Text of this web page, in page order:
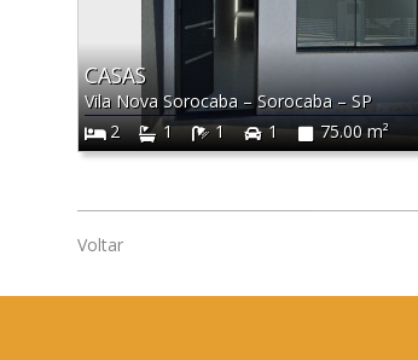
CASAS
Vila Nova Sorocaba – Sorocaba – SP
2
1 1 1 75.00 m²
Voltar